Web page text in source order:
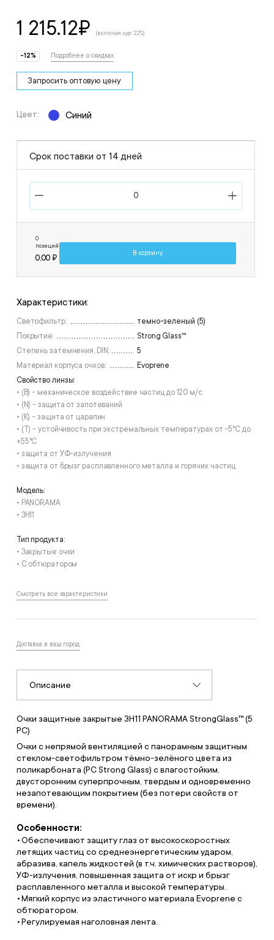
1 215.12₽ (включая ндс 22%)
-12% Подробнее о скидках
Запросить оптовую цену
Цвет: Синий
Срок поставки от 14 дней
0
позиций
0,00 ₽
В корзину
Характеристики:
Светофильтр:
темно-зеленый (5)
Покрытие:
Strong Glass™
Степень затемнения, DIN:
5
Материал корпуса очков:
Evoprene
Свойство линзы:
• (B) - механическое воздействие частиц до 120 м/с
• (N) - защита от запотеваний
• (К) - защита от царапин
• (T) - устойчивость при экстремальных температурах от -5°С до
+55°С
• защита от УФ-излучения
• защита от брызг расплавленного металла и горячих частиц
Модель:
• PANORAMA
• ЗН11
Тип продукта:
• Закрытые очки
• С обтюратором
Смотреть все характеристики
Доставка в ваш город
Описание
Очки защитные закрытые ЗН11 PANORAMA StrongGlass™ (5
РС)
Очки с непрямой вентиляцией с панорамным защитным
стеклом-светофильтром тёмно-зелёного цвета из
поликарбоната (РС Strong Glass) с влагостойким,
двусторонним суперпрочным, твердым и одновременно
незапотевающим покрытием (без потери свойств от
времени).
Особенности:
Обеспечивают защиту глаз от высокоскоростных
летящих частиц со среднеэнергетическим ударом,
абразива, капель жидкостей (в т.ч. химических растворов),
УФ-излучения, повышенная защита от искр и брызг
расплавленного металла и высокой температуры.
Мягкий корпус из эластичного материала Evoprene с
обтюратором.
Регулируемая наголовная лента.